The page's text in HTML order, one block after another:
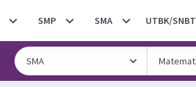
SMP SMA UTBK/SNBT